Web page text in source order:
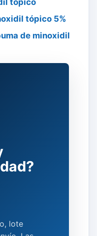
tópico 5%
de minoxidil
lote